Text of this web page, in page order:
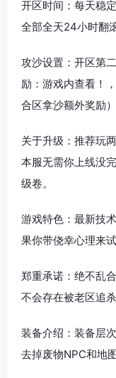
开区时间：每天稳
全部全天24小时翻
攻沙设置：开区第
励：游戏内查看！
合区拿沙额外奖励）
关于升级：推荐玩
本服无需你上线没
级卷。
游戏特色：最新技
果你带侥幸心理来
郑重承诺：绝不乱
不会存在被老区追
装备介绍：装备层
去掉废物NPC和地